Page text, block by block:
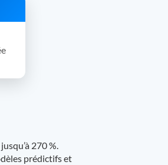
270 %.
prédictifs et